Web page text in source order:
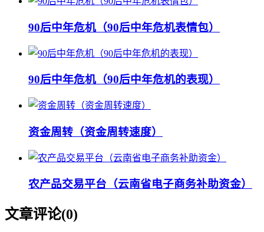
90后中年危机（90后中年危机表情包）
90后中年危机（90后中年危机的表现）
资金周转（资金周转速度）
农产品交易平台（云南省电子商务补助资金）
文章评论(0)